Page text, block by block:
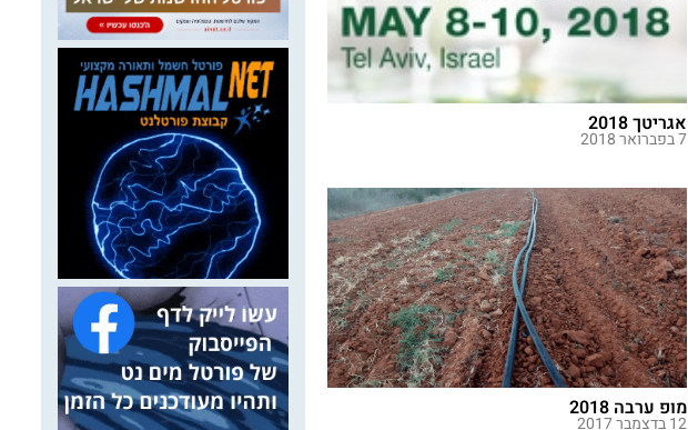
אגריטך 2018
7 בפברואר 2018
מופ ערבה 2018
12 בדצמבר 2017